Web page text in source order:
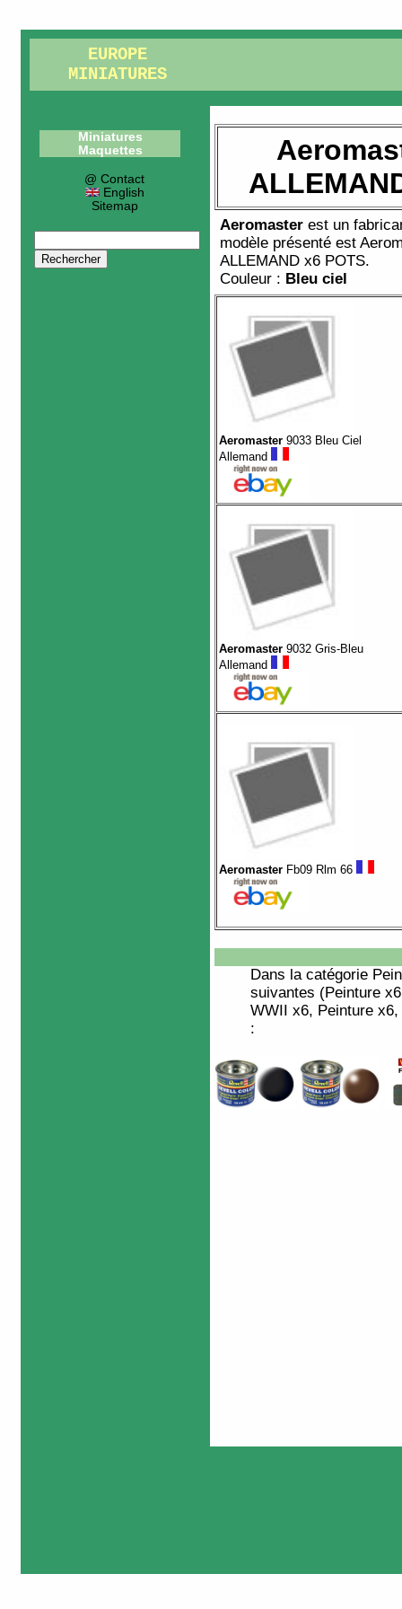
EUROPE
MINIATURES
Miniatures
Maquettes
@ Contact
English
Sitemap
Aeromaster est un
modèle présenté est
ALLEMAND x6 POTS.
Couleur : Bleu ciel
Aeromaster9033 Bleu Ciel
Allemand
Aeromaster9032 Gris-Bleu
Allemand
AeromasterFb09 Rlm 66
Dans la catégorie
suivantes (Peinture
WWII x6, Peinture
: